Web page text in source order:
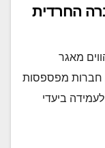
החרדית
מאגר
חברות מפספסות
ביעדי